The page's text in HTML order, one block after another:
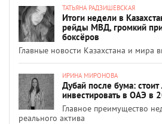
ТАТЬЯНА РАДЗИШЕВСКАЯ
Итоги недели в
рейды МВД, громкий
боксёров
Главные новости Казахстана и мира
ИРИНА МИРОНОВА
Дубай после бума: стоит
инвестировать в ОАЭ в
Главное преимущество
реального актива